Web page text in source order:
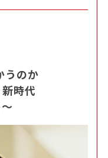
うのか
時代